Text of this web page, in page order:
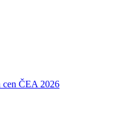
ČEA 2026